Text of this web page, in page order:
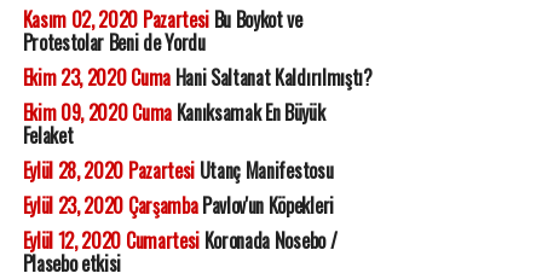
Kasım 02, 2020 PazartesiBu Boykot ve
Protestolar Beni de Yordu
Ekim 23, 2020 CumaHani Saltanat Kaldırılmıştı?
Ekim 09, 2020 CumaKanıksamak En Büyük
Felaket
Eylül 28, 2020 PazartesiUtanç Manifestosu
Eylül 23, 2020 ÇarşambaPavlov'un Köpekleri
Eylül 12, 2020 CumartesiKoronada Nosebo /
Plasebo etkisi